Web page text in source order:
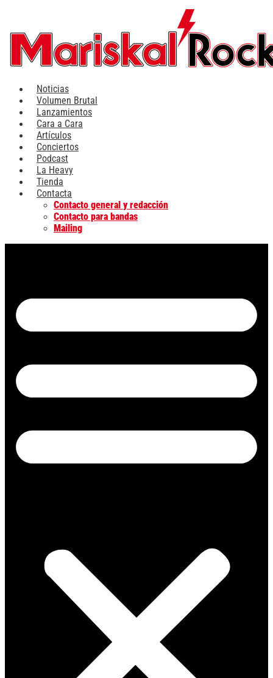
contenido
Noticias
Volumen Brutal
Lanzamientos
Cara a Cara
Artículos
Conciertos
Podcast
La Heavy
Tienda
Contacta
Contacto general y redacción
Contacto para bandas
Mailing